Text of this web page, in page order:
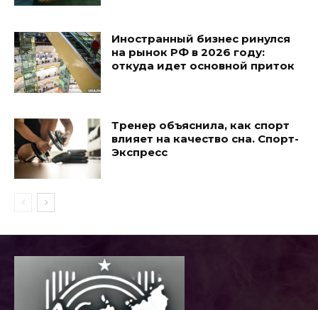
Иностранный бизнес ринулся
на рынок РФ в 2026 году:
откуда идет основной приток
Тренер объяснила, как спорт
влияет на качество сна. Спорт-
Экспресс